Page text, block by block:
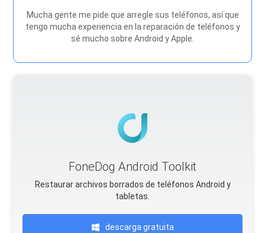
Mucha gente me pide que arregle sus teléfonos, así que
tengo mucha experiencia en la reparación de teléfonos y
sé mucho sobre Android y Apple.
FoneDog Android Toolkit
Restaurar archivos borrados de teléfonos Android y
tabletas.
descarga gratuita